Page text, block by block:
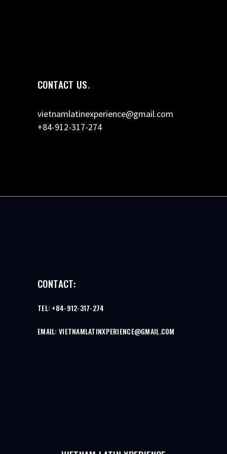
CONTACT US
vietnamlatinexperience@gmail.com
+84-912-317-274
CONTACT:
TEL: +84-912-317-274
EMAIL: VIETNAMLATINXPERIENCE@GMAIL.COM